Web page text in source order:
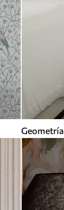
Geometría